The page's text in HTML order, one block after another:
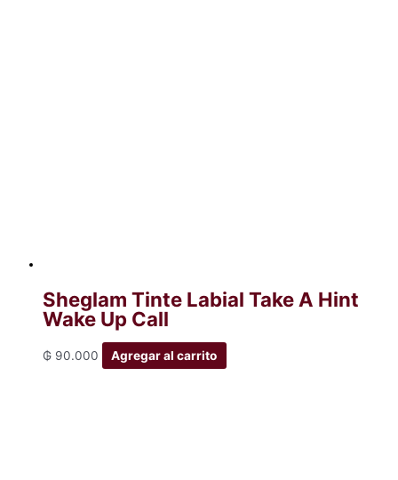
Sheglam Tinte Labial Take A Hint
Wake Up Call
₲ 90.000 Agregar al carrito